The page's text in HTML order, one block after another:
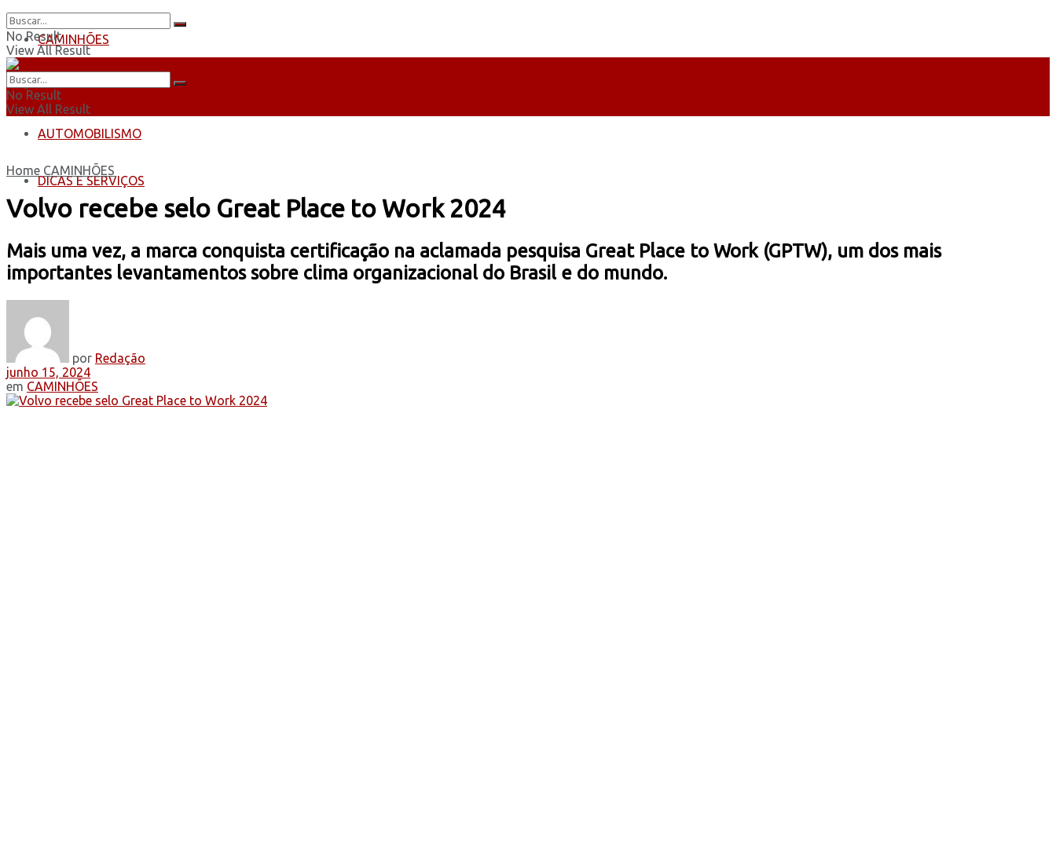
CAMINHÕES
ÔNIBUS
AUTOMOBILISMO
DICAS E SERVIÇOS
No Result
View All Result
No Result
View All Result
Home CAMINHÕES
Volvo recebe selo Great Place to Work 2024
Mais uma vez, a marca conquista certificação na aclamada pesquisa Great Place to Work (GPTW), um dos mais
importantes levantamentos sobre clima organizacional do Brasil e do mundo.
por Redação
junho 15, 2024
em CAMINHÕES